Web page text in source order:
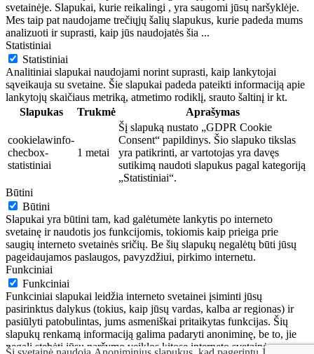
svetainėje. Slapukai, kurie reikalingi , yra saugomi jūsų naršyklėje.
Mes taip pat naudojame trečiųjų šalių slapukus, kurie padeda mums
analizuoti ir suprasti, kaip jūs naudojatės šia ...
Statistiniai
Statistiniai
Analitiniai slapukai naudojami norint suprasti, kaip lankytojai
sąveikauja su svetaine. Šie slapukai padeda pateikti informaciją apie
lankytojų skaičiaus metriką, atmetimo rodiklį, srauto šaltinį ir kt.
Slapukas
Trukmė Aprašymas
cookielawinfo-
checbox-
statistiniai
1 metai
Šį slapuką nustato „GDPR Cookie
Consent“ papildinys. Šio slapuko tikslas
yra patikrinti, ar vartotojas yra davęs
sutikimą naudoti slapukus pagal kategoriją
„Statistiniai“.
Būtini
Būtini
Slapukai yra būtini tam, kad galėtumėte lankytis po interneto
svetainę ir naudotis jos funkcijomis, tokiomis kaip prieiga prie
saugių interneto svetainės sričių. Be šių slapukų negalėtų būti jūsų
pageidaujamos paslaugos, pavyzdžiui, pirkimo internetu.
Funkciniai
Funkciniai
Funkciniai slapukai leidžia interneto svetainei įsiminti jūsų
pasirinktus dalykus (tokius, kaip jūsų vardas, kalba ar regionas) ir
pasiūlyti patobulintas, jums asmeniškai pritaikytas funkcijas. Šių
slapukų renkamą informaciją galima padaryti anoniminę, be to, jie
negali stebėti jūsų naršymo veiklos kitose interneto svetainėse.